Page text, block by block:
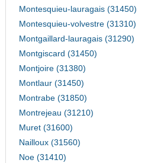
Montesquieu-lauragais (31450)
Montesquieu-volvestre (31310)
Montgaillard-lauragais (31290)
Montgiscard (31450)
Montjoire (31380)
Montlaur (31450)
Montrabe (31850)
Montrejeau (31210)
Muret (31600)
Nailloux (31560)
Noe (31410)